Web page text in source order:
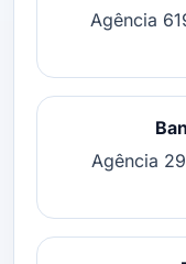
Agência
Agência